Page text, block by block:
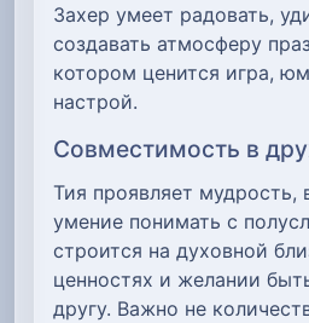
Захер умеет радовать,
создавать атмосферу
котором ценится игра,
настрой.
Совместимость в
Тия проявляет мудрость,
умение понимать с
строится на духовной
ценностях и желании
другу. Важно не